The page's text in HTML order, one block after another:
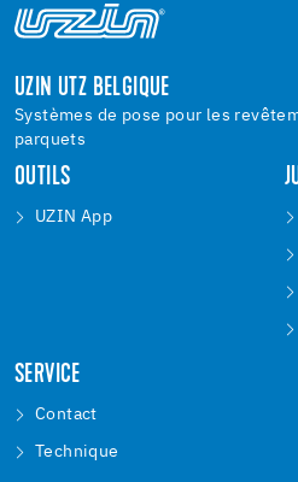
UZIN UTZ BELGIQUE
Systèmes de pose pour les
parquets
OUTILS
UZIN App
SERVICE
Contact
Technique